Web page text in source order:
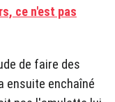
ce n'est pas
de faire des
ensuite enchaîné